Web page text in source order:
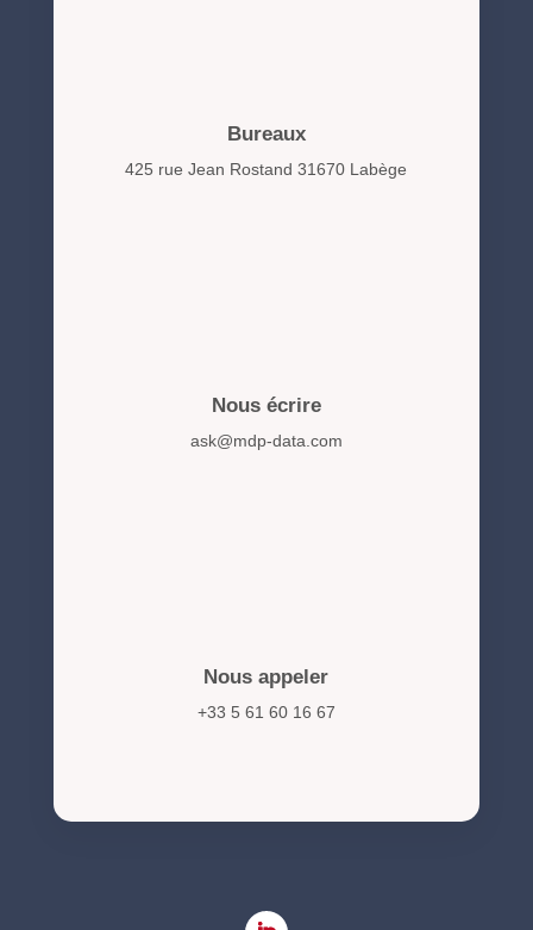
Bureaux
425 rue Jean Rostand 31670 Labège
Nous écrire
ask@mdp-data.com
Nous appeler
+33 5 61 60 16 67